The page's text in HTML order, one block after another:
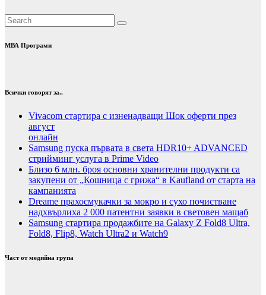
МВА Програми
Всички говорят за..
Vivacom стартира с изненадващи Шок оферти през
август
онлайн
Samsung пуска първата в света HDR10+ ADVANCED
стрийминг услуга в Prime Video
Близо 6 млн. броя основни хранителни продукти са
закупени от „Кошница с грижа“ в Kaufland от старта на
кампанията
Dreame прахосмукачки за мокро и сухо почистване
надхвърлиха 2 000 патентни заявки в световен мащаб
Samsung стартира продажбите на Galaxy Z Fold8 Ultra,
Fold8, Flip8, Watch Ultra2 и Watch9
Част от медийна група